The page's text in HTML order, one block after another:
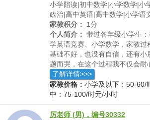
小学陪读|初中数学|小学数学|小
政治|高中英语|高中数学|小学语
家教积分：
1分
个人简介： 带过各年级小学生
学英语竞赛、小学数学，家教过
基础不好，也没有自信，还有小
题而哭，在这个过程我不仅会耐
会给他们做一些心理疏导，鼓励
个学生也不小了，主要辅导数学
巧，批改作文，给一下英语学习
励高考加油。
了解详情>>>
家教价格： 小学及以下：50-60/
中：75-100/时元/小时
厉老师 (男)，编号30332